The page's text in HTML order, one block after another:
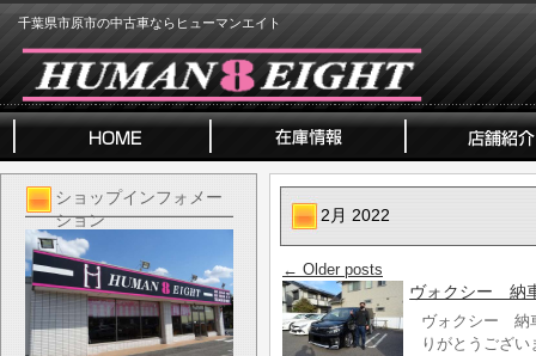
千葉県市原市の中古車ならヒューマンエイト
ショップインフォメー
ション
2月 2022
← Older posts
ヴォクシー 納
ヴォクシー 納
りがとうござ